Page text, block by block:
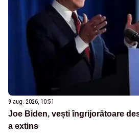
9 aug. 2026, 10:51
Joe Biden, vești îngrijorătoare
a extins